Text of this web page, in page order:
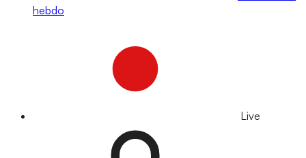
hebdo
Live